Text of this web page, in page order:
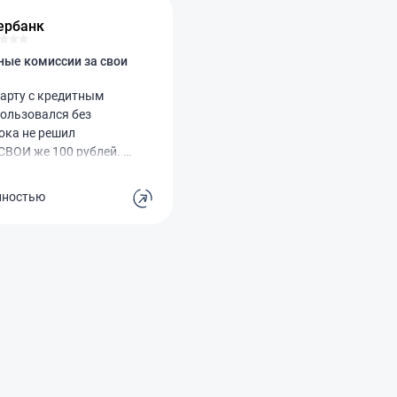
комиссии за свои
с кредитным
без
не решил
же 100 рублей. В